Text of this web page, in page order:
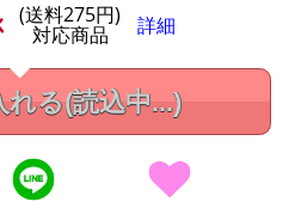
(送料275円)
対応商品 詳細
れる(読込中...)